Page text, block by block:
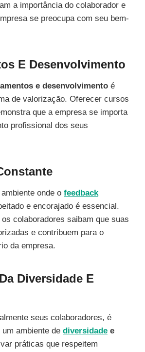
a importância do colaborador e
se preocupa com seu bem-
E Desenvolvimento
e desenvolvimento é
de valorização. Oferecer cursos
que a empresa se importa
profissional dos seus
onde o feedback
e encorajado é essencial.
os colaboradores saibam que suas
e contribuem para o
da empresa.
Diversidade E
seus colaboradores, é
ambiente de diversidade e
práticas que respeitem